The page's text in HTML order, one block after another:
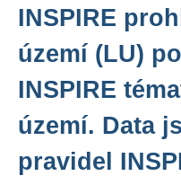
INSPIRE
území (LU)
INSPIRE
území. Data
pravidel